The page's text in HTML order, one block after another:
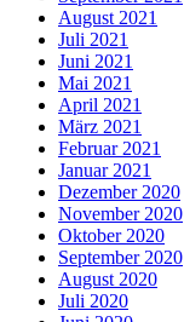
August 2021
Juli 2021
Juni 2021
Mai 2021
April 2021
März 2021
Februar 2021
Januar 2021
Dezember 2020
November 2020
Oktober 2020
September 2020
August 2020
Juli 2020